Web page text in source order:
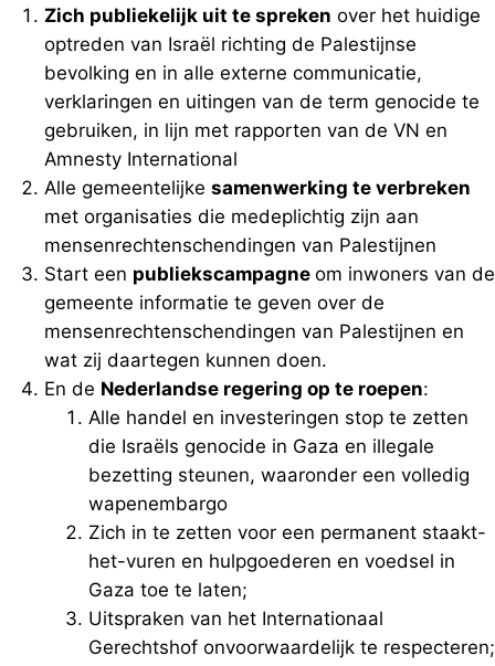
Zich publiekelijk uit te spreken over het huidige
optreden van Israël richting de Palestijnse
bevolking en in alle externe communicatie,
verklaringen en uitingen van de term genocide te
gebruiken, in lijn met rapporten van de VN en
Amnesty International
Alle gemeentelijke samenwerking te verbreken
met organisaties die medeplichtig zijn aan
mensenrechtenschendingen van Palestijnen
Start een publiekscampagne om inwoners van de
gemeente informatie te geven over de
mensenrechtenschendingen van Palestijnen en
wat zij daartegen kunnen doen.
En de Nederlandse regering op te roepen:
Alle handel en investeringen stop te zetten
die Israëls genocide in Gaza en illegale
bezetting steunen, waaronder een volledig
wapenembargo
Zich in te zetten voor een permanent staakt-
het-vuren en hulpgoederen en voedsel in
Gaza toe te laten;
Uitspraken van het Internationaal
Gerechtshof onvoorwaardelijk te respecteren;